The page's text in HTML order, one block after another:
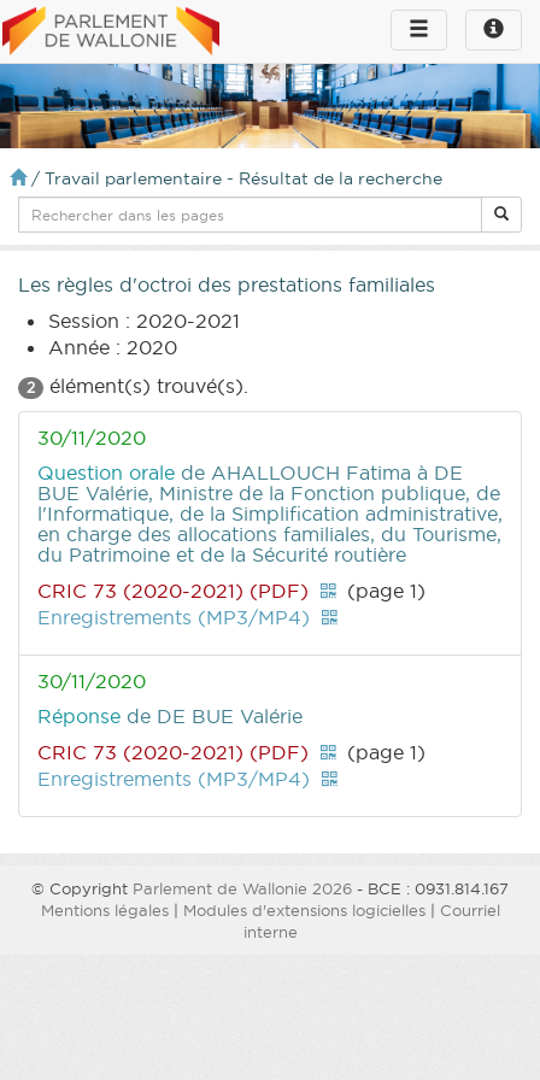
Toggle
infos
Toggle
navigation
/ Travail parlementaire - Résultat de la recherche
Les règles d'octroi des prestations familiales
Session : 2020-2021
Année : 2020
2 élément(s) trouvé(s).
30/11/2020
Question orale de AHALLOUCH Fatima à DE
BUE Valérie, Ministre de la Fonction publique, de
l'Informatique, de la Simplification administrative,
en charge des allocations familiales, du Tourisme,
du Patrimoine et de la Sécurité routière
CRIC 73 (2020-2021) (PDF)
(page 1)
Enregistrements (MP3/MP4)
30/11/2020
Réponse de DE BUE Valérie
CRIC 73 (2020-2021) (PDF)
(page 1)
Enregistrements (MP3/MP4)
© Copyright Parlement de Wallonie 2026 - BCE : 0931.814.167
Mentions légales| Modules d'extensions logicielles| Courriel
interne